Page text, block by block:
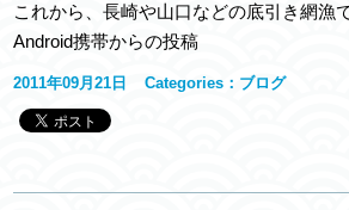
これから、長崎や山口などの底引き網漁
Android携帯からの投稿
2011年09月21日 Categories： ブログ